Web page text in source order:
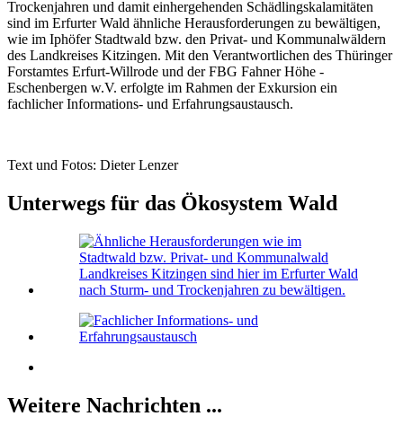
Trockenjahren und damit einhergehenden Schädlingskalamitäten
sind im Erfurter Wald ähnliche Herausforderungen zu bewältigen,
wie im Iphöfer Stadtwald bzw. den Privat- und Kommunalwäldern
des Landkreises Kitzingen. Mit den Verantwortlichen des Thüringer
Forstamtes Erfurt-Willrode und der FBG Fahner Höhe -
Eschenbergen w.V. erfolgte im Rahmen der Exkursion ein
fachlicher Informations- und Erfahrungsaustausch.
Text und Fotos: Dieter Lenzer
Unterwegs für das Ökosystem Wald
Weitere Nachrichten ...